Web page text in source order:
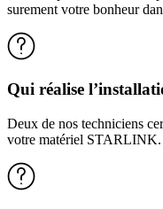
surement votre bonheur
Qui réalise
Deux de nos techniciens
votre matériel STARLINK.